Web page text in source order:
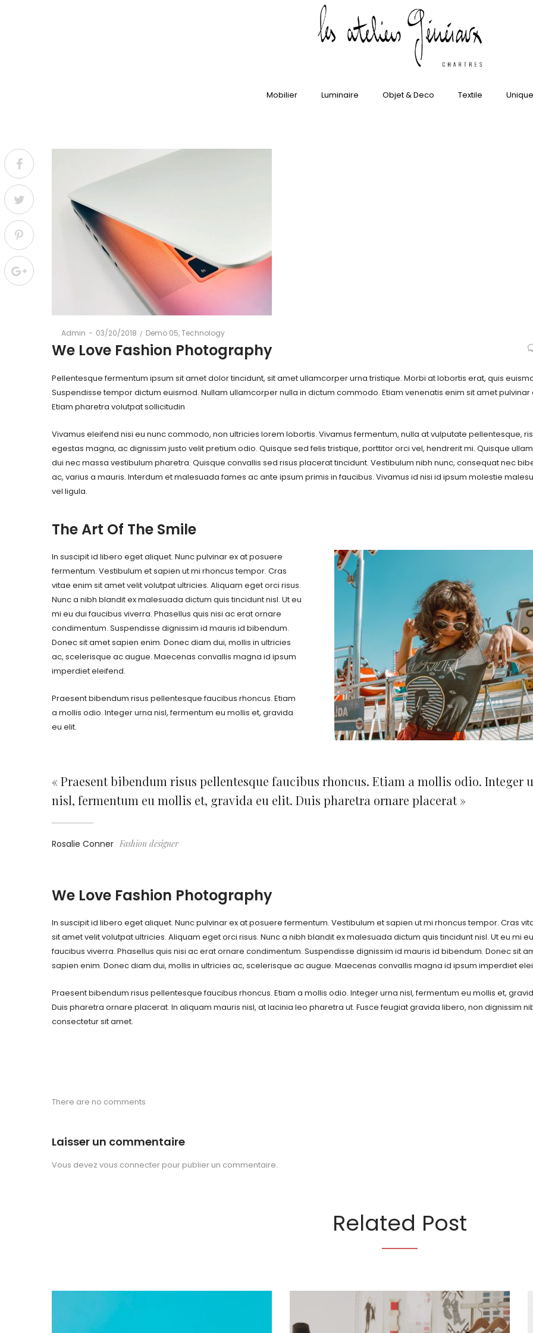
Mobilier Luminaire Objet & Deco Textile Unique
Home / Demo 05 We Love Fashion Photography
ByAdmin
Posted
03/20/2018
Posted
in
Demo 05 Technology
We Love Fashion Photography
Pellentesque fermentum ipsum sit amet dolor tincidunt, sit amet ullamcorper urna tristique. Morbi at lobortis erat, quis
Suspendisse tempor dictum euismod. Nullam ullamcorper nulla in dictum commodo. Etiam venenatis enim sit amet pulvinar
Etiam pharetra volutpat sollicitudin
Vivamus eleifend nisi eu nunc commodo, non ultricies lorem lobortis. Vivamus fermentum, nulla at vulputate pellentesque,
egestas magna, ac dignissim justo velit pretium odio. Quisque sed felis tristique, porttitor orci vel, hendrerit mi. Quisque
dui nec massa vestibulum pharetra. Quisque convallis sed risus placerat tincidunt. Vestibulum nibh nunc, consequat nec
ac, varius a mauris. Interdum et malesuada fames ac ante ipsum primis in faucibus. Vivamus id nisi id ipsum molestie
vel ligula.
The Art Of The Smile
In suscipit id libero eget aliquet. Nunc pulvinar ex at posuere
fermentum. Vestibulum et sapien ut mi rhoncus tempor. Cras
vitae enim sit amet velit volutpat ultricies. Aliquam eget orci risus.
Nunc a nibh blandit ex malesuada dictum quis tincidunt nisl. Ut eu
mi eu dui faucibus viverra. Phasellus quis nisi ac erat ornare
condimentum. Suspendisse dignissim id mauris id bibendum.
Donec sit amet sapien enim. Donec diam dui, mollis in ultricies
ac, scelerisque ac augue. Maecenas convallis magna id ipsum
imperdiet eleifend.
Praesent bibendum risus pellentesque faucibus rhoncus. Etiam
a mollis odio. Integer urna nisl, fermentum eu mollis et, gravida
eu elit.
« Praesent bibendum risus pellentesque faucibus rhoncus. Etiam a mollis odio. Integer
nisl, fermentum eu mollis et, gravida eu elit. Duis pharetra ornare placerat »
Rosalie Conner Fashion designer
We Love Fashion Photography
In suscipit id libero eget aliquet. Nunc pulvinar ex at posuere fermentum. Vestibulum et sapien ut mi rhoncus tempor. Cras
sit amet velit volutpat ultricies. Aliquam eget orci risus. Nunc a nibh blandit ex malesuada dictum quis tincidunt nisl. Ut eu mi
faucibus viverra. Phasellus quis nisi ac erat ornare condimentum. Suspendisse dignissim id mauris id bibendum. Donec sit
sapien enim. Donec diam dui, mollis in ultricies ac, scelerisque ac augue. Maecenas convallis magna id ipsum imperdiet
Praesent bibendum risus pellentesque faucibus rhoncus. Etiam a mollis odio. Integer urna nisl, fermentum eu mollis et,
Duis pharetra ornare placerat. In aliquam mauris nisl, at lacinia leo pharetra ut. Fusce feugiat gravida libero, non dignissim
consectetur sit amet.
There are no comments
Laisser un commentaire
Vous devez vous connecter pour publier un commentaire.
Related Post